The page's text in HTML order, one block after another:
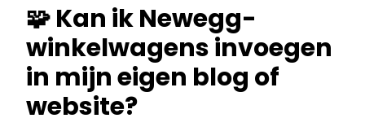
🧩 Kan ik Newegg-
winkelwagens invoegen
in mijn eigen blog of
website?